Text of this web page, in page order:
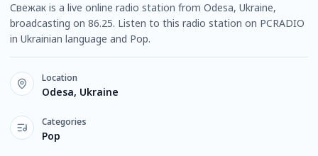
Свежак is a live online radio station from Odesa, Ukraine,
broadcasting on 86.25. Listen to this radio station on PCRADIO
in Ukrainian language and Pop.
Location
Odesa, Ukraine
Categories
Pop